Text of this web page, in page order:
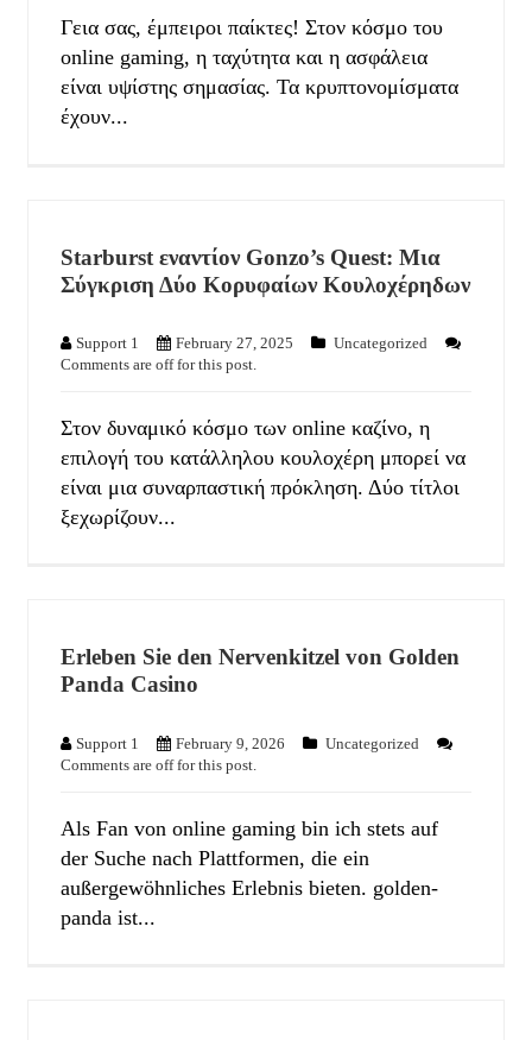
Γεια σας, έμπειροι παίκτες! Στον κόσμο του
online gaming, η ταχύτητα και η ασφάλεια
είναι υψίστης σημασίας. Τα κρυπτονομίσματα
έχουν...
Starburst εναντίον Gonzo’s Quest: Μια
Σύγκριση Δύο Κορυφαίων Κουλοχέρηδων
Support 1 February 27, 2025
Uncategorized
Comments are off for this post.
Στον δυναμικό κόσμο των online καζίνο, η
επιλογή του κατάλληλου κουλοχέρη μπορεί να
είναι μια συναρπαστική πρόκληση. Δύο τίτλοι
ξεχωρίζουν...
Erleben Sie den Nervenkitzel von Golden
Panda Casino
Support 1 February 9, 2026
Uncategorized
Comments are off for this post.
Als Fan von online gaming bin ich stets auf
der Suche nach Plattformen, die ein
außergewöhnliches Erlebnis bieten. golden-
panda ist...